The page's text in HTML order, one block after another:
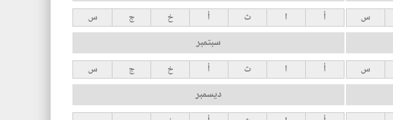
س أ ا ث أ خ ج س
س
سبتمبر
أ ا ث أ خ ج س
ديسمبر